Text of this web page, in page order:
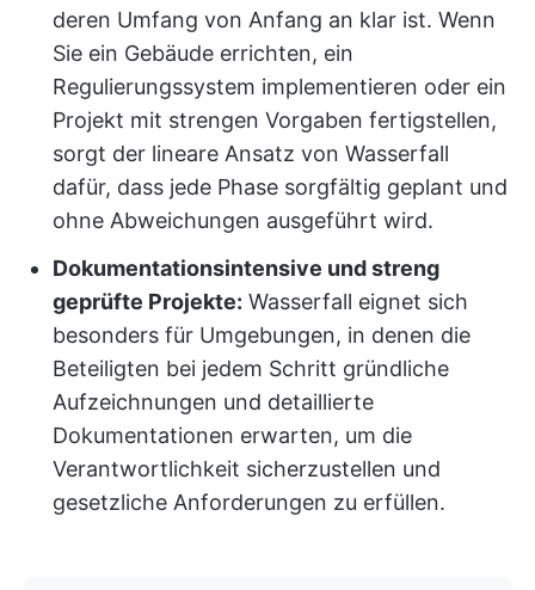
deren Umfang von Anfang an klar ist. Wenn
Sie ein Gebäude errichten, ein
Regulierungssystem implementieren oder ein
Projekt mit strengen Vorgaben fertigstellen,
sorgt der lineare Ansatz von Wasserfall
dafür, dass jede Phase sorgfältig geplant und
ohne Abweichungen ausgeführt wird.
Dokumentationsintensive und streng
geprüfte Projekte: Wasserfall eignet sich
besonders für Umgebungen, in denen die
Beteiligten bei jedem Schritt gründliche
Aufzeichnungen und detaillierte
Dokumentationen erwarten, um die
Verantwortlichkeit sicherzustellen und
gesetzliche Anforderungen zu erfüllen.